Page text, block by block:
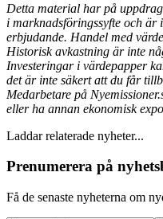
Detta material har på
i marknadsföringssyfte och är
erbjudande. Handel med
Historisk avkastning är inte
Investeringar i värdepapper
det är inte säkert att du får
Medarbetare på
eller ha annan ekonomisk
Laddar relaterade nyheter...
Prenumerera på
Få de senaste nyheterna om